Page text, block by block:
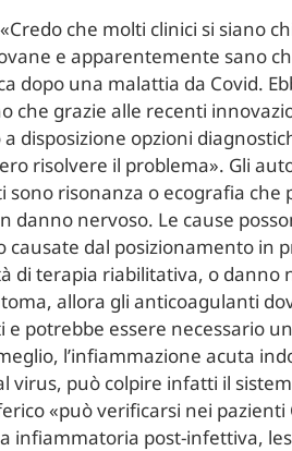
che molti clinici si siano
e apparentemente sano
dopo una malattia da Covid.
che grazie alle recenti
disposizione opzioni
risolvere il problema». Gli
sono risonanza o ecografia che
danno nervoso. Le cause
causate dal posizionamento in
di terapia riabilitativa, o danno
allora gli anticoagulanti
e potrebbe essere necessario
l’infiammazione acuta
virus, può colpire infatti il
«può verificarsi nei pazienti
infiammatoria post-infettiva,